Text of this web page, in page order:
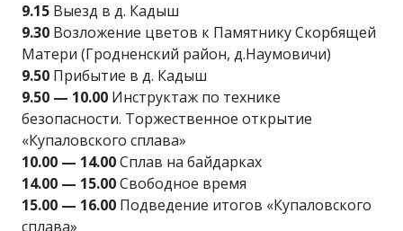
9.15 Выезд в д. Кадыш
9.30 Возложение цветов к Памятнику Скорбящей
Матери (Гродненский район, д.Наумовичи)
9.50 Прибытие в д. Кадыш
9.50 — 10.00 Инструктаж по технике
безопасности. Торжественное открытие
«Купаловского сплава»
10.00 — 14.00Сплав на байдарках
14.00 — 15.00Свободное время
15.00 — 16.00 Подведение итогов «Купаловского
сплава»